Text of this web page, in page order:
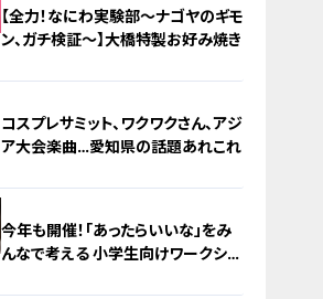
【全力！なにわ実験部～ナゴヤのギモ
ン、ガチ検証～】大橋特製お好み焼き
コスプレサミット、ワクワクさん、アジ
ア大会楽曲…愛知県の話題あれこれ
今年も開催！「あったらいいな」をみ
んなで考える 小学生向けワークショ